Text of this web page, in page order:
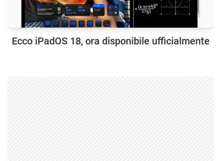
Ecco iPadOS 18, ora disponibile ufficialmente